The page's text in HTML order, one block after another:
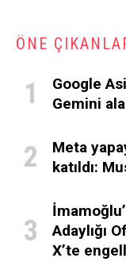
ÖNE
Google
Gemini
Meta
katıldı:
Adaylığı
X’te